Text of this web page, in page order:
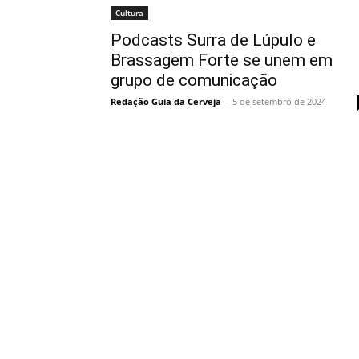
Cultura
Podcasts Surra de Lúpulo e
Brassagem Forte se unem em
grupo de comunicação
Redação Guia da Cerveja - 5 de setembro de 2024